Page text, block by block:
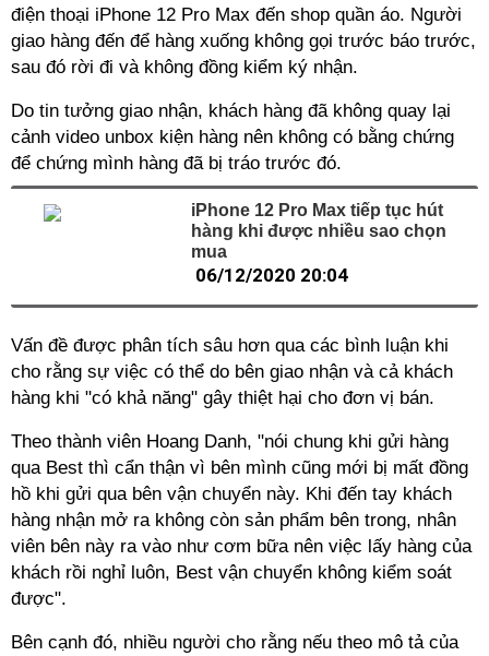
điện thoại iPhone 12 Pro Max đến shop quần áo. Người
giao hàng đến để hàng xuống không gọi trước báo trước,
sau đó rời đi và không đồng kiểm ký nhận.
Do tin tưởng giao nhận, khách hàng đã không quay lại
cảnh video unbox kiện hàng nên không có bằng chứng
để chứng mình hàng đã bị tráo trước đó.
iPhone 12 Pro Max tiếp tục hút
hàng khi được nhiều sao chọn
mua
06/12/2020 20:04
Vấn đề được phân tích sâu hơn qua các bình luận khi
cho rằng sự việc có thể do bên giao nhận và cả khách
hàng khi "có khả năng" gây thiệt hại cho đơn vị bán.
Theo thành viên Hoang Danh, "nói chung khi gửi hàng
qua Best thì cẩn thận vì bên mình cũng mới bị mất đồng
hồ khi gửi qua bên vận chuyển này. Khi đến tay khách
hàng nhận mở ra không còn sản phẩm bên trong, nhân
viên bên này ra vào như cơm bữa nên việc lấy hàng của
khách rồi nghỉ luôn, Best vận chuyển không kiểm soát
được".
Bên cạnh đó, nhiều người cho rằng nếu theo mô tả của